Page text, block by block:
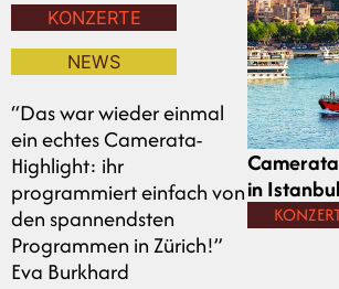
in Istanbul
KONZERTE
NEWS
“Das war wieder einmal
ein echtes Camerata-
Highlight: ihr
programmiert einfach von
den spannendsten
Programmen in Zürich!”
Eva Burkhard